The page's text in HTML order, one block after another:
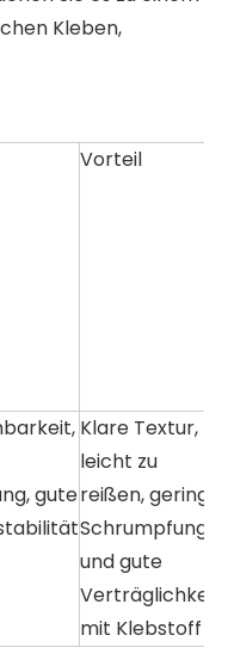
Kleben,
Vorteil
gute
Klare Textur,
leicht zu
reißen, geringe
Schrumpfung
und gute
Verträglichkeit
mit Klebstoff